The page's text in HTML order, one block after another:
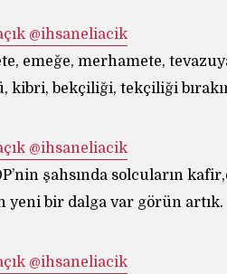
R. İhsan Eliaçık ‏@ihsaneliacik
emeğe, merhamete,
kibri, bekçiliği, tekçiliği
R. İhsan Eliaçık ‏@ihsaneliacik
şahsında solcuların
yeni bir dalga var görün artık.
R. İhsan Eliaçık ‏@ihsaneliacik